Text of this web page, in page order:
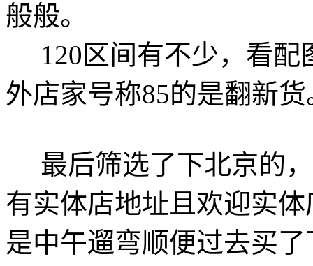
般般。
120区间有不少，看配
外店家号称85的是翻新
最后筛选了下北京的
有实体店地址且欢迎实
是中午遛弯顺便过去买了